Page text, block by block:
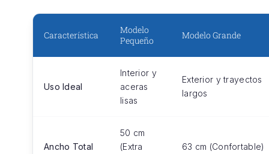
Característica
Modelo
Pequeño
Modelo Grande
Uso Ideal
Interior y
aceras
lisas
Exterior y trayectos
largos
Ancho Total
50 cm
(Extra
63 cm (Confortable)